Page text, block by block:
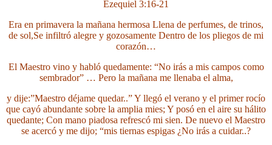
Ezequiel 3:16-21
Era en primavera la mañana hermosa Llena de perfumes, de trinos,
de sol,Se infiltró alegre y gozosamente Dentro de los pliegos de mi
corazón…
El Maestro vino y habló quedamente: “No irás a mis campos como
sembrador” … Pero la mañana me llenaba el alma,
y dije:”Maestro déjame quedar..”Y llegó el verano y el primer rocío
que cayó abundante sobre la amplia mies; Y posó en el aire su hálito
quedante; Con mano piadosa refrescó mi sien. De nuevo el Maestro
se acercó y me dijo; “mis tiernas espigas ¿No irás a cuidar..?